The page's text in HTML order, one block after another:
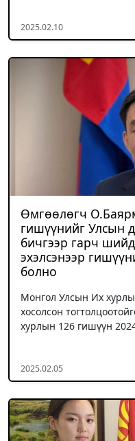
2025.02.10
Өмгөөлөгч
гишүүнийг Улсын
бичгээр гарч
эхэлсэнээр
болно
Монгол Улсын Их
хосолсон
хурлын 126 гишүүн
2025.02.05